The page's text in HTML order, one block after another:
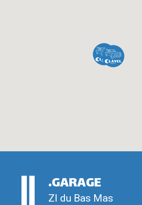
.GARAGE
ZI du Bas Mas